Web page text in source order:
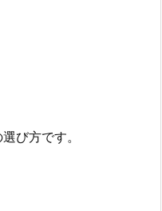
び方です。